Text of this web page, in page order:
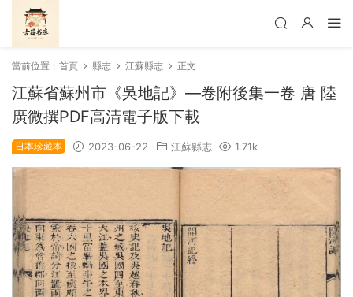
當前位置： 首頁 縣志 江蘇縣志 正文
江蘇省蘇州市《吳地記》—卷附後集一卷 唐 陸
廣微撰PDF高清電子版下載
日本珍藏本 2023-06-22 江蘇縣志 1.71k